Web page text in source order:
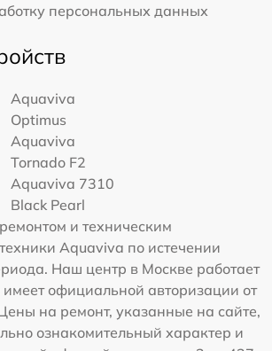
персональных данных
Aquaviva
Optimus
Aquaviva
Tornado F2
Aquaviva 7310
Black Pearl
и техническим
Aquaviva по истечении
Наш центр в Москве работает
официальной авторизации от
на ремонт, указанные на сайте,
ознакомительный характер и